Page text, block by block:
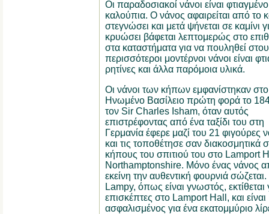
Οι παραδοσιακοί νάνοι είναι
καλούπια. Ο νάνος αφαιρείται από το
στεγνώσει και μετά ψήνεται σε καμίνι
κρυώσει βάφεται λεπτομερώς στο
στα καταστήματα για να πουληθεί
περισσότεροι μοντέρνοι νάνοι είναι
ρητίνες και άλλα παρόμοια υλικά.
Οι νάνοι των κήπων εμφανίστηκαν στο
Ηνωμένο Βασίλειο πρώτη φορά το
τον Sir Charles Isham, όταν αυτός
επιστρέφοντας από ένα ταξίδι του στη
Γερμανία έφερε μαζί του 21 φιγούρες
και τις τοποθέτησε σαν διακοσμητικά
κήπους του σπιτιού του στο Lamport
Northamptonshire. Μόνο ένας νάνος
εκείνη την αυθεντική φουρνιά
Lampy, όπως είναι γνωστός, εκτίθεται
επισκέπτες στο Lamport Hall, και είναι
ασφαλισμένος για ένα εκατομμύριο